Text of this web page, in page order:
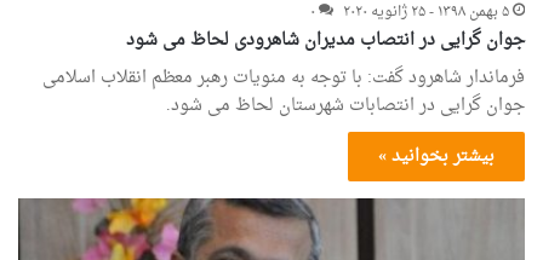
۵ بهمن ۱۳۹۸ - ۲۵ ژانویه ۲۰۲۰
۰
جوان گرایی در انتصاب مدیران شاهرودی لحاظ می شود
فرماندار شاهرود گفت: با توجه به منویات رهبر معظم انقلاب اسلامی
جوان گرایی در انتصابات شهرستان لحاظ می شود.
بیشتر بخوانید »